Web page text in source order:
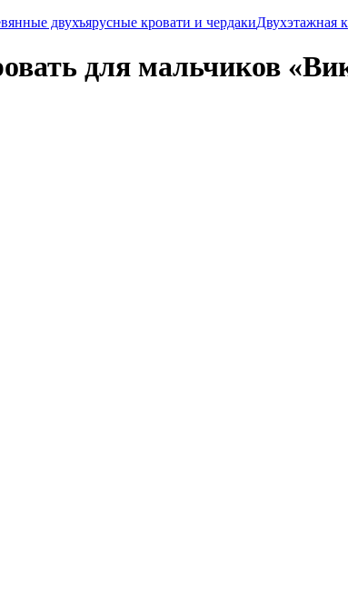
двухъярусные кровати и чердакиДвухэтажная
для мальчиков